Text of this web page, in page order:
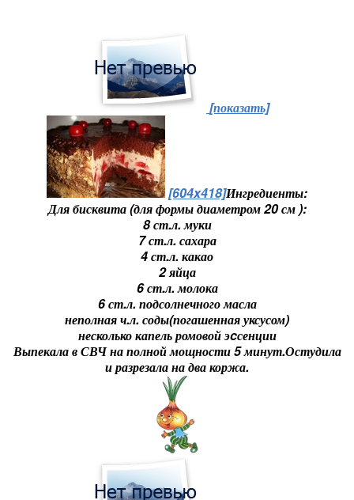
[показать]
[604x418]Ингредиенты:
Для бисквита (для формы диаметром 20 см ):
8 ст.л. муки
7 ст.л. сахара
4 ст.л. какао
2 яйца
6 ст.л. молока
6 ст.л. подсолнечного масла
неполная ч.л. соды(погашенная уксусом)
несколько капель ромовой эcсенции
Выпекала в СВЧ на полной мощности 5 минут.Остудила
и разрезала на два коржа.